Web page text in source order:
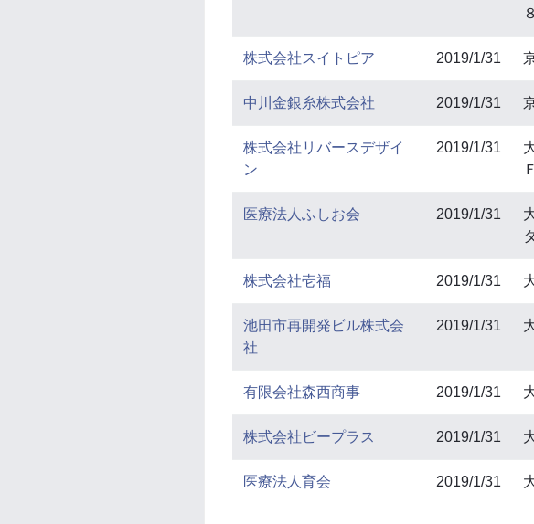
株式会社スイトピア 2019/1/31
中川金銀糸株式会社 2019/1/31
株式会社リバースデザイ
ン
2019/1/31
Ｆ
医療法人ふしお会 2019/1/31
株式会社壱福 2019/1/31
池田市再開発ビル株式会
社
2019/1/31
有限会社森西商事 2019/1/31
株式会社ビープラス 2019/1/31
医療法人育会 2019/1/31